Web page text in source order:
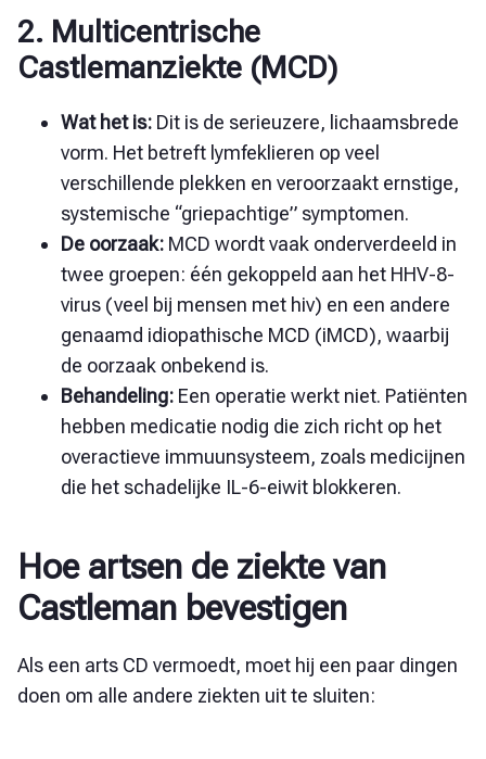
2. Multicentrische
Castlemanziekte (MCD)
Wat het is: Dit is de serieuzere, lichaamsbrede
vorm. Het betreft lymfeklieren op veel
verschillende plekken en veroorzaakt ernstige,
systemische “griepachtige” symptomen.
De oorzaak: MCD wordt vaak onderverdeeld in
twee groepen: één gekoppeld aan het HHV-8-
virus (veel bij mensen met hiv) en een andere
genaamd idiopathische MCD (iMCD), waarbij
de oorzaak onbekend is.
Behandeling: Een operatie werkt niet. Patiënten
hebben medicatie nodig die zich richt op het
overactieve immuunsysteem, zoals medicijnen
die het schadelijke IL-6-eiwit blokkeren.
Hoe artsen de ziekte van
Castleman bevestigen
Als een arts CD vermoedt, moet hij een paar dingen
doen om alle andere ziekten uit te sluiten: